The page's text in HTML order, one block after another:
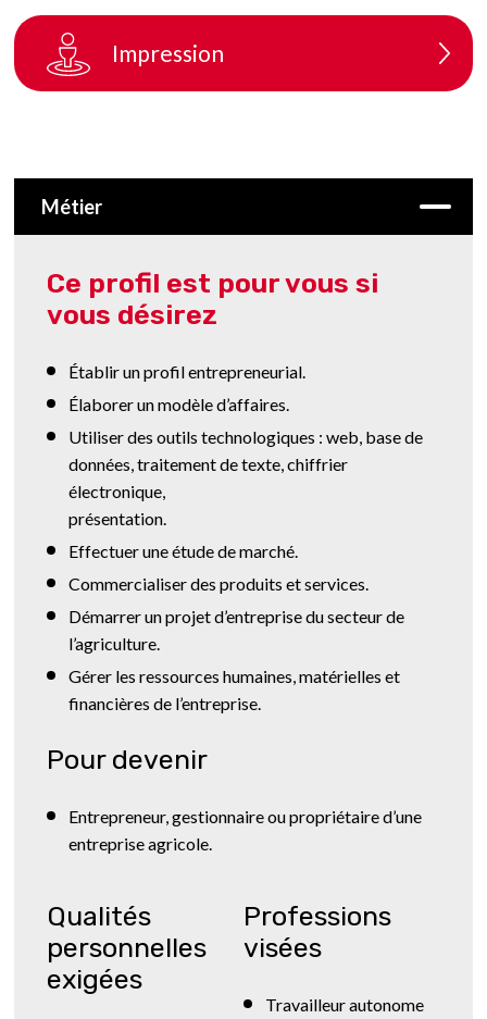
Impression
Métier
Ce profil est pour vous si
vous désirez
Établir un profil entrepreneurial.
Élaborer un modèle d’affaires.
Utiliser des outils technologiques : web, base de
données, traitement de texte, chiffrier
électronique,
présentation.
Effectuer une étude de marché.
Commercialiser des produits et services.
Démarrer un projet d’entreprise du secteur de
l’agriculture.
Gérer les ressources humaines, matérielles et
financières de l’entreprise.
Pour devenir
Entrepreneur, gestionnaire ou propriétaire d’une
entreprise agricole.
Qualités
personnelles
exigées
Professions
visées
Travailleur autonome